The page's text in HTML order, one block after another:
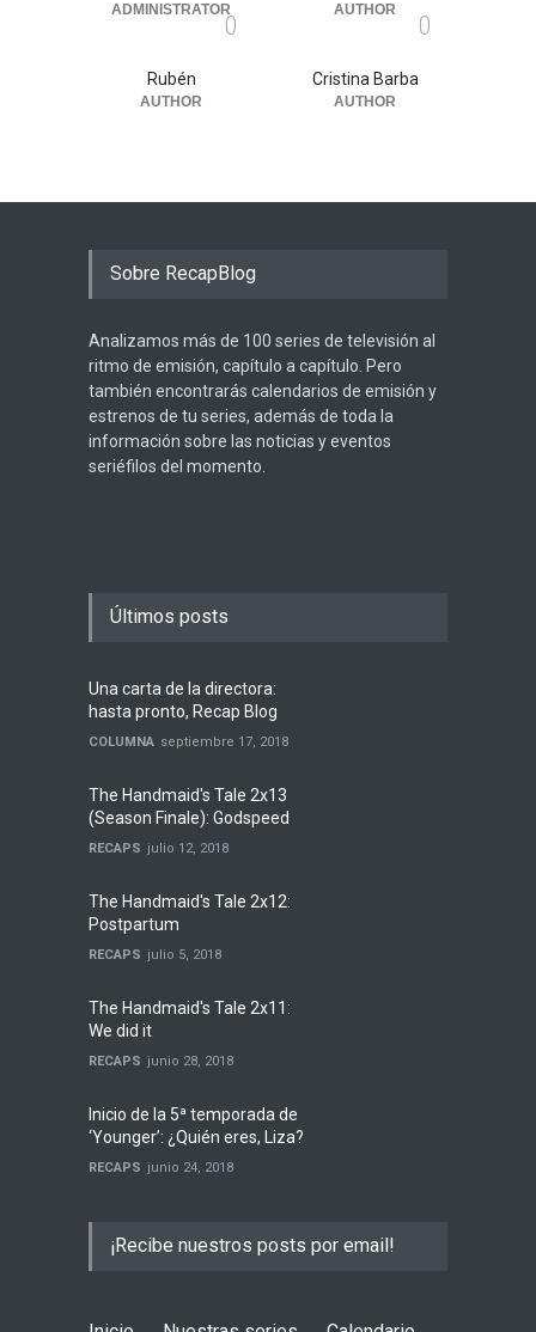
ADMINISTRATOR AUTHOR
0
Rubén
AUTHOR
0
Cristina Barba
AUTHOR
Sobre RecapBlog
Analizamos más de 100 series de televisión al
ritmo de emisión, capítulo a capítulo. Pero
también encontrarás calendarios de emisión y
estrenos de tu series, además de toda la
información sobre las noticias y eventos
seriéfilos del momento.
Últimos posts
Una carta de la directora:
hasta pronto, Recap Blog
COLUMNA septiembre 17, 2018
The Handmaid's Tale 2x13
(Season Finale): Godspeed
RECAPS julio 12, 2018
The Handmaid's Tale 2x12:
Postpartum
RECAPS julio 5, 2018
The Handmaid's Tale 2x11:
We did it
RECAPS junio 28, 2018
Inicio de la 5ª temporada de
‘Younger’: ¿Quién eres, Liza?
RECAPS junio 24, 2018
¡Recibe nuestros posts por email!